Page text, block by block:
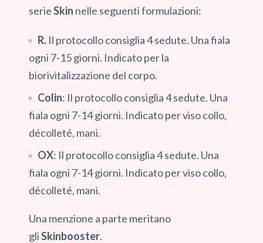
serieSkin nelle seguenti formulazioni:
R. Il protocollo consiglia 4 sedute. Una fiala
ogni 7-15 giorni. Indicato per la
biorivitalizzazione del corpo.
Colin: Il protocollo consiglia 4 sedute. Una
fiala ogni 7-14 giorni. Indicato per viso collo,
décolleté, mani.
OX: Il protocollo consiglia 4 sedute. Una
fiala ogni 7-14 giorni. Indicato per viso collo,
décolleté, mani.
Una menzione a parte meritano
gliSkinbooster.